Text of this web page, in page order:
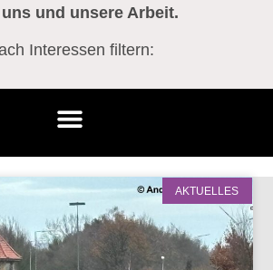
und unsere Arbeit.
Interessen filtern:
AKTUELLES